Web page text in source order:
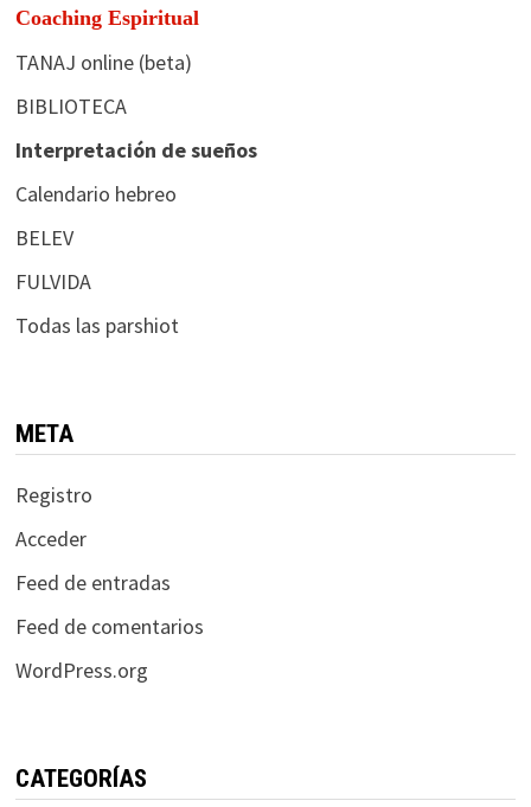
Coaching Espiritual
TANAJ online (beta)
BIBLIOTECA
Interpretación de sueños
Calendario hebreo
BELEV
FULVIDA
Todas las parshiot
META
Registro
Acceder
Feed de entradas
Feed de comentarios
WordPress.org
CATEGORÍAS